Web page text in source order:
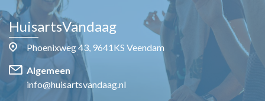
HuisartsVandaag
Phoenixweg 43, 9641KS Veendam
Algemeen
info@huisartsvandaag.nl